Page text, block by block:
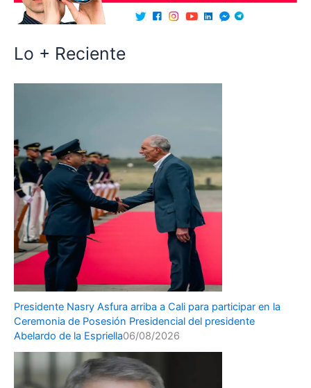
Lo + Reciente
Presidente Nasry Asfura arriba a Cali para participar en la
Ceremonia de Posesión Presidencial del presidente
Abelardo de la Espriella06/08/2026